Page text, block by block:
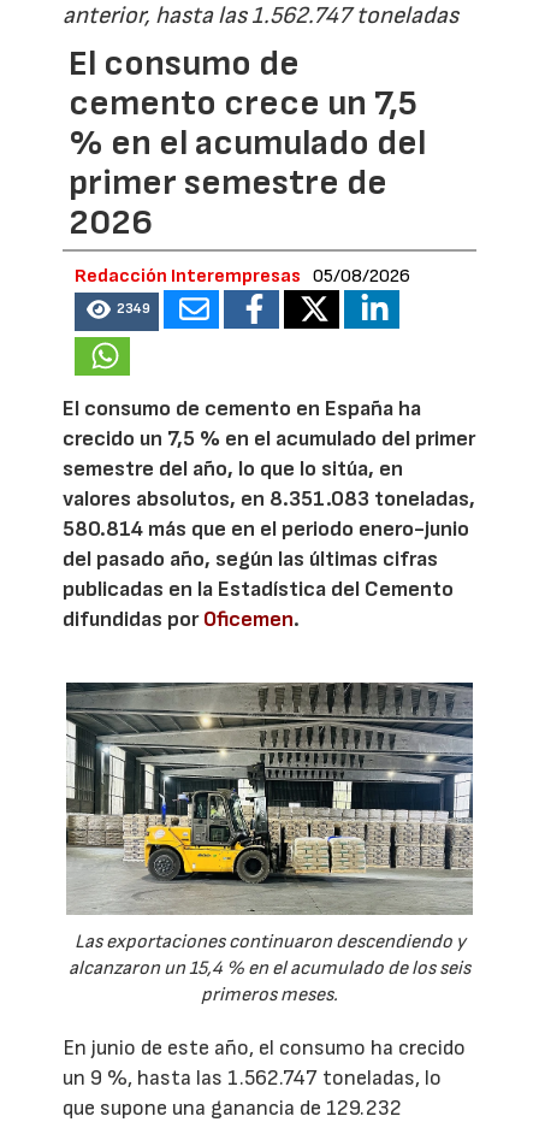
anterior, hasta las 1.562.747 toneladas
El consumo de
cemento crece un 7,5
% en el acumulado del
primer semestre de
2026
Redacción Interempresas 05/08/2026
2349
El consumo de cemento en España ha
crecido un 7,5 % en el acumulado del primer
semestre del año, lo que lo sitúa, en
valores absolutos, en 8.351.083 toneladas,
580.814 más que en el periodo enero-junio
del pasado año, según las últimas cifras
publicadas en la Estadística del Cemento
difundidas porOficemen.
Las exportaciones continuaron descendiendo y
alcanzaron un 15,4 % en el acumulado de los seis
primeros meses.
En junio de este año, el consumo ha crecido
un 9 %, hasta las 1.562.747 toneladas, lo
que supone una ganancia de 129.232